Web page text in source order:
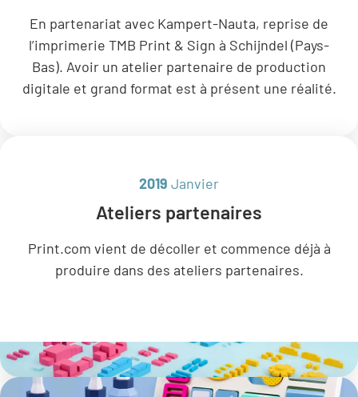
En partenariat avec Kampert-Nauta, reprise de
l’imprimerie TMB Print & Sign à Schijndel (Pays-
Bas). Avoir un atelier partenaire de production
digitale et grand format est à présent une réalité.
2019 Janvier
Ateliers partenaires
Print.com vient de décoller et commence déjà à
produire dans des ateliers partenaires.